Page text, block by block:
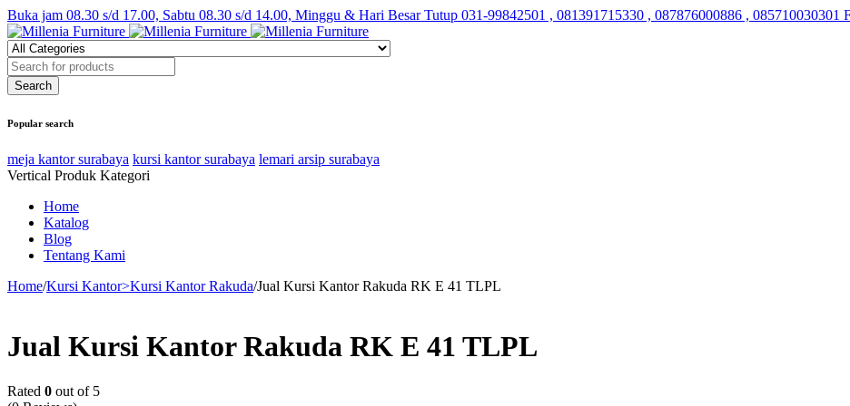
Buka jam 08.30 s/d 17.00, Sabtu 08.30 s/d 14.00, Minggu & Hari Besar Tutup 031-99842501 , 081391715330 , 087876000886 , 085710030301
Popular search
meja kantor surabaya kursi kantor surabaya lemari arsip surabaya
Vertical Produk Kategori
Home
Katalog
Blog
Tentang Kami
Home/Kursi Kantor>Kursi Kantor Rakuda/Jual Kursi Kantor Rakuda RK E 41 TLPL
Jual Kursi Kantor Rakuda RK E 41 TLPL
Rated 0 out of 5